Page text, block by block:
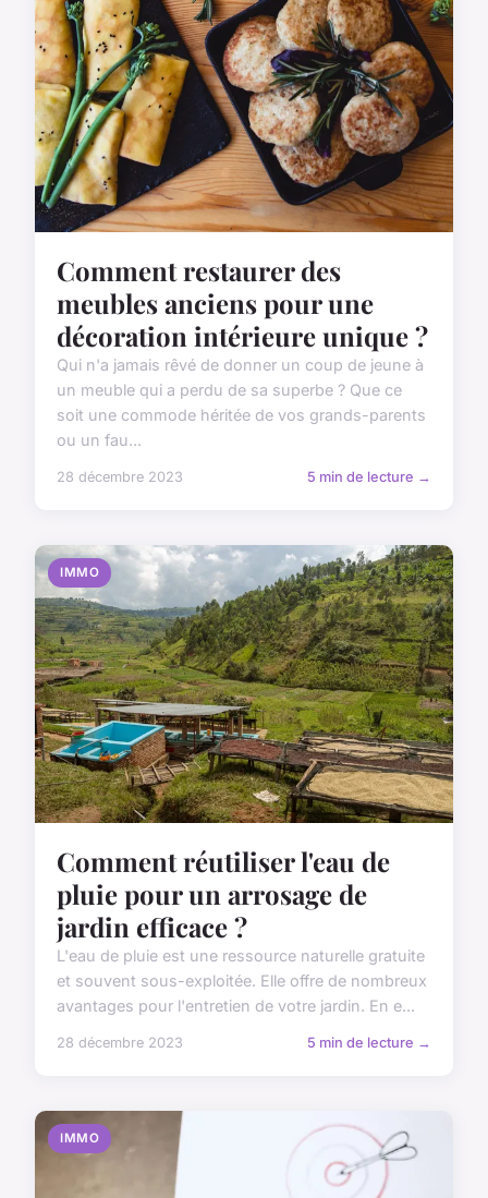
Comment restaurer des
meubles anciens pour une
décoration intérieure unique ?
Qui n'a jamais rêvé de donner un coup de jeune à
un meuble qui a perdu de sa superbe ? Que ce
soit une commode héritée de vos grands-parents
ou un fau...
28 décembre 2023 5 min de lecture →
IMMO
Comment réutiliser l'eau de
pluie pour un arrosage de
jardin efficace ?
L'eau de pluie est une ressource naturelle gratuite
et souvent sous-exploitée. Elle offre de nombreux
avantages pour l'entretien de votre jardin. En e...
28 décembre 2023 5 min de lecture →
IMMO